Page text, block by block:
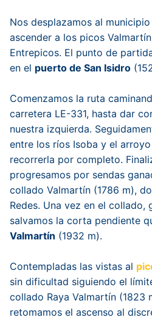
Nos desplazamos al
ascender a los picos
Entrepicos. El punto de
en el puerto de San Isidro
Comenzamos la ruta
carretera LE-331, hasta dar
nuestra izquierda.
entre los ríos Isoba y el
recorrerla por completo.
progresamos por sendas
collado Valmartín (1786 m),
Redes. Una vez en el collado,
salvamos la corta pendiente
Valmartín (1932 m).
Contempladas las vistas al
sin dificultad siguiendo el
collado Raya Valmartín (1823
retomamos el ascenso al